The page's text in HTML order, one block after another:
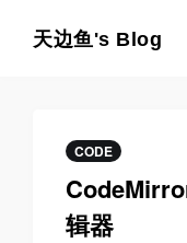
天边鱼's Blog
CODE
辑器